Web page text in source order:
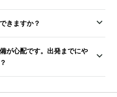
きますか？
が心配です。出発までにや